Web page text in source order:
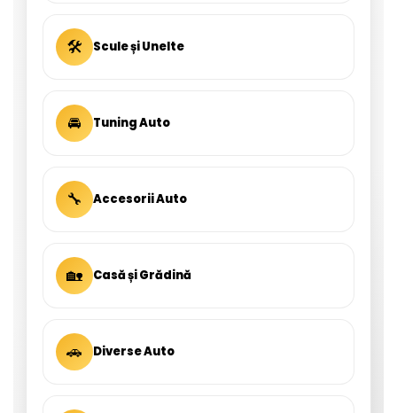
🛠 Scule și Unelte
🚘 Tuning Auto
🔧 Accesorii Auto
🏡 Casă și Grădină
🚗 Diverse Auto